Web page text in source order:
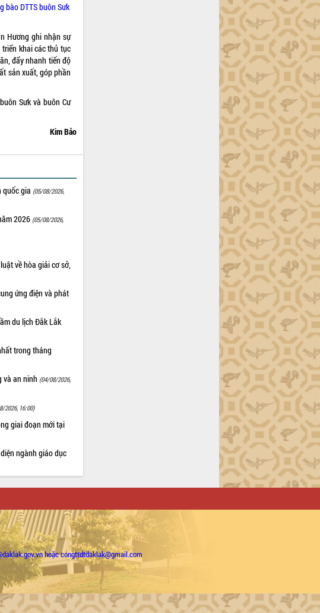
bào DTTS buôn Sưk
Hương ghi nhận sự
khai các thủ tục
đẩy nhanh tiến độ
sản xuất, góp phần
Sưk và buôn Cư
Kim Bảo
quốc gia (05/08/2026,
2026 (05/08/2026,
về hòa giải cơ sở,
ứng điện và phát
du lịch Đắk Lắk
trong tháng
và an ninh (04/08/2026,
2026, 16:00)
giai đoạn mới tại
ngành giáo dục
hoặc congttdtdaklak@gmail.com